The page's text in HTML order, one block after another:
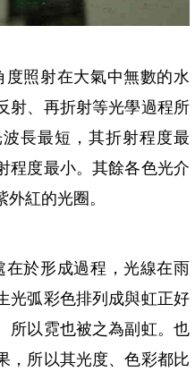
度照射在大氣中無數的水
射、再折射等光學過程所
長最短，其折射程度最
程度最小。其餘各色光介
紅的光圈。
在於形成過程，光線在雨
光弧彩色排列成與虹正好
所以霓也被之為副虹。也
，所以其光度、色彩都比